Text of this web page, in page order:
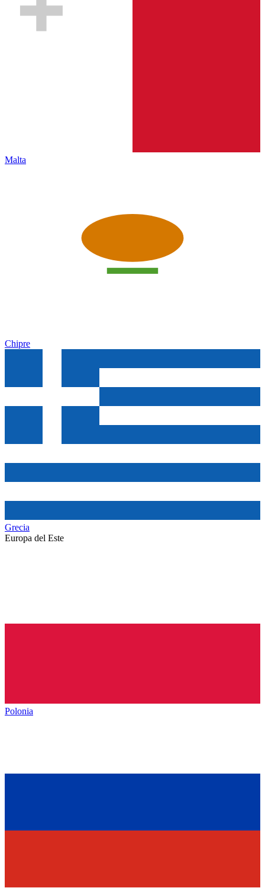
Malta
Chipre
Grecia
Europa del Este
Polonia